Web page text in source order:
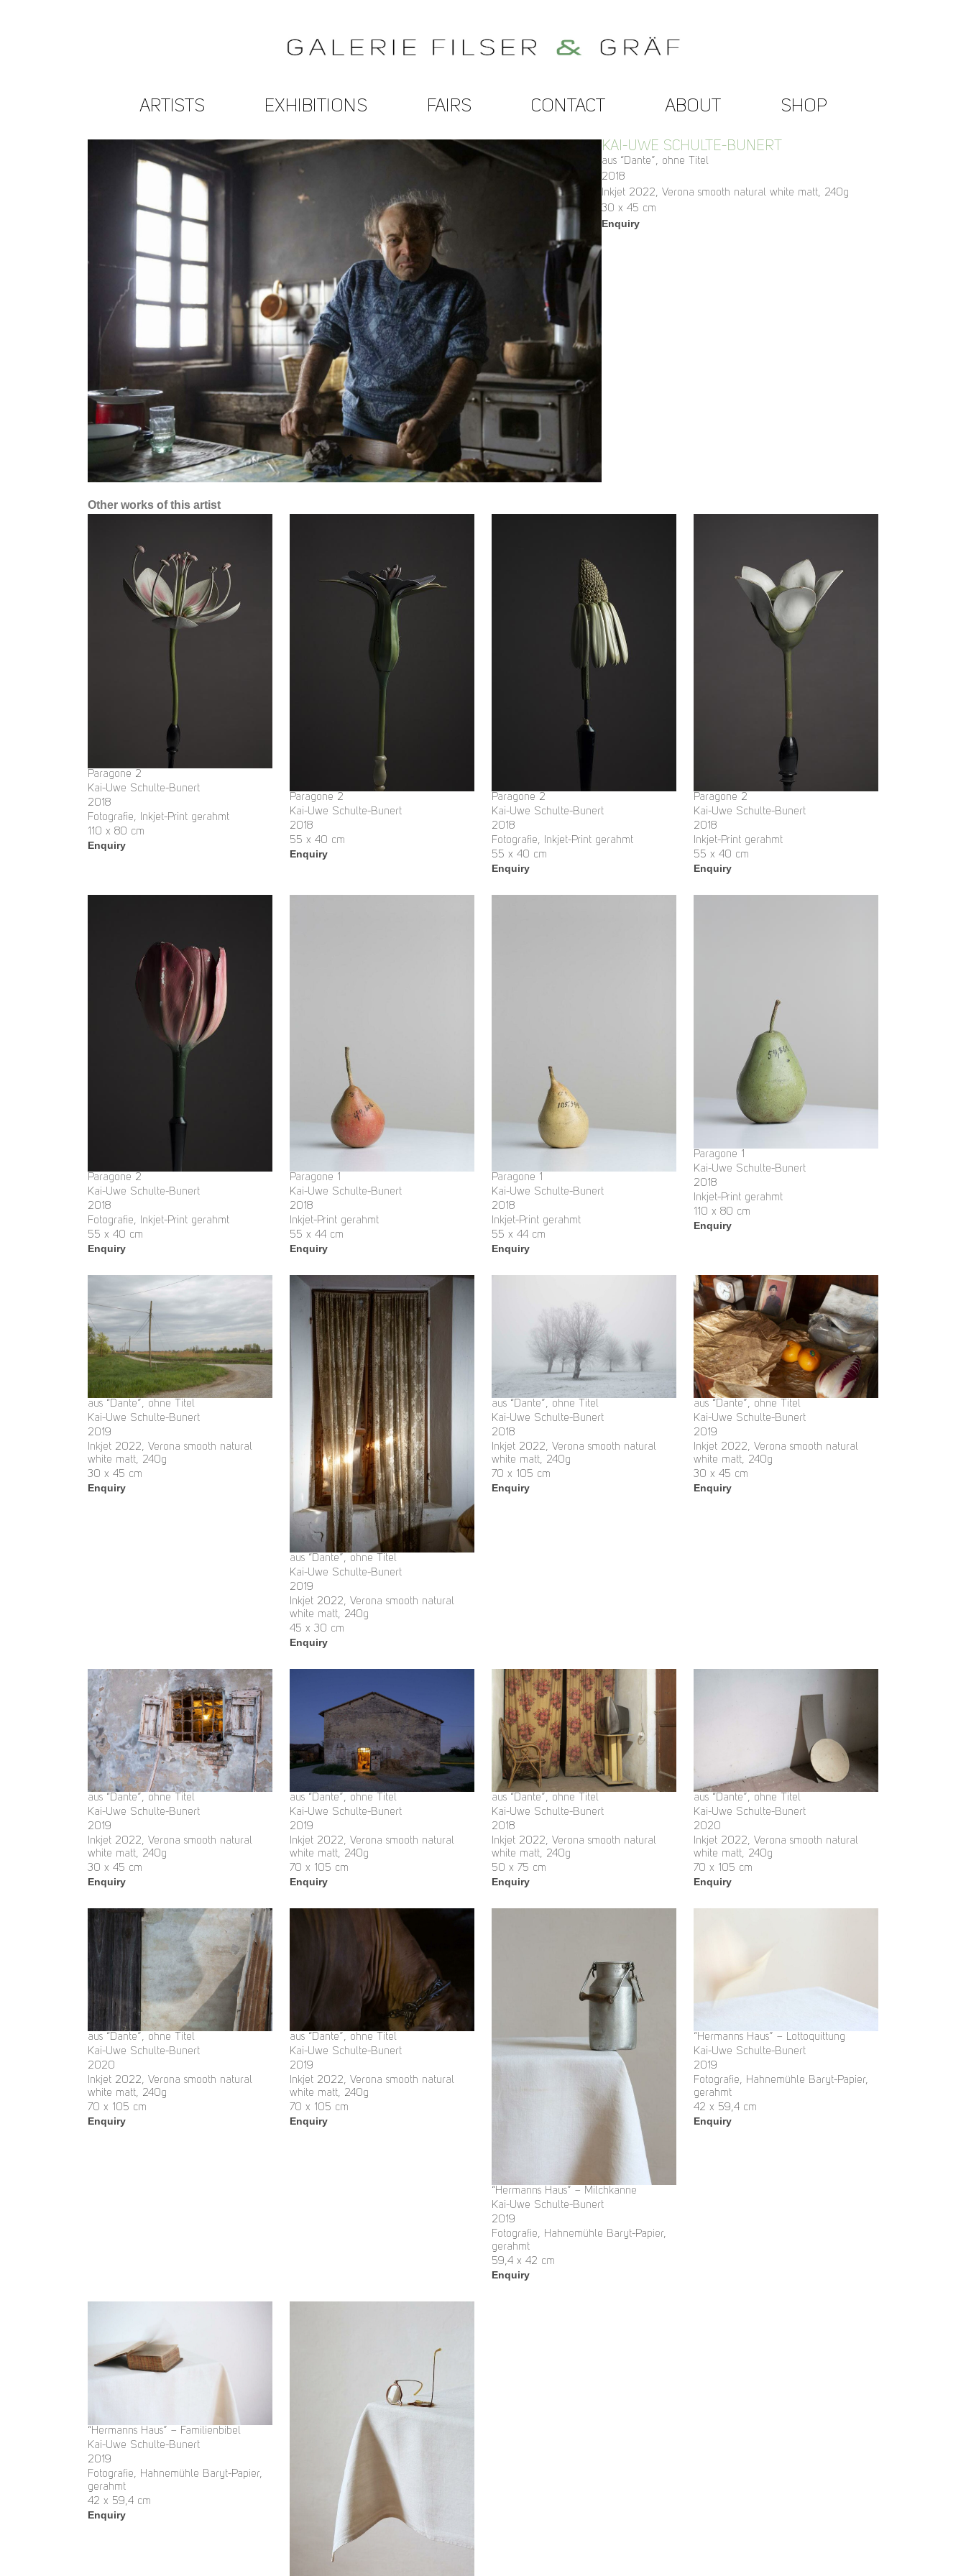
ARTISTS EXHIBITIONS FAIRS CONTACT ABOUT SHOP
KAI-UWE SCHULTE-BUNERT
aus “Dante”, ohne Titel
2018
Inkjet 2022, Verona smooth natural white matt, 240g
30 x 45 cm
Enquiry
Other works of this artist
Paragone 2
Kai-Uwe Schulte-Bunert
2018
Fotografie, Inkjet-Print gerahmt
110 x 80 cm
Enquiry
Paragone 2
Kai-Uwe Schulte-Bunert
2018
55 x 40 cm
Enquiry
Paragone 2
Kai-Uwe Schulte-Bunert
2018
Fotografie, Inkjet-Print gerahmt
55 x 40 cm
Enquiry
Paragone 2
Kai-Uwe Schulte-Bunert
2018
Inkjet-Print gerahmt
55 x 40 cm
Enquiry
Paragone 2
Kai-Uwe Schulte-Bunert
2018
Fotografie, Inkjet-Print gerahmt
55 x 40 cm
Enquiry
Paragone 1
Kai-Uwe Schulte-Bunert
2018
Inkjet-Print gerahmt
55 x 44 cm
Enquiry
Paragone 1
Kai-Uwe Schulte-Bunert
2018
Inkjet-Print gerahmt
55 x 44 cm
Enquiry
Paragone 1
Kai-Uwe Schulte-Bunert
2018
Inkjet-Print gerahmt
110 x 80 cm
Enquiry
aus “Dante”, ohne Titel
Kai-Uwe Schulte-Bunert
2019
Inkjet 2022, Verona smooth natural
white matt, 240g
30 x 45 cm
Enquiry
aus “Dante”, ohne Titel
Kai-Uwe Schulte-Bunert
2019
Inkjet 2022, Verona smooth natural
white matt, 240g
45 x 30 cm
Enquiry
aus “Dante”, ohne Titel
Kai-Uwe Schulte-Bunert
2018
Inkjet 2022, Verona smooth natural
white matt, 240g
70 x 105 cm
Enquiry
aus “Dante”, ohne Titel
Kai-Uwe Schulte-Bunert
2019
Inkjet 2022, Verona smooth natural
white matt, 240g
30 x 45 cm
Enquiry
aus “Dante”, ohne Titel
Kai-Uwe Schulte-Bunert
2019
Inkjet 2022, Verona smooth natural
white matt, 240g
30 x 45 cm
Enquiry
aus “Dante”, ohne Titel
Kai-Uwe Schulte-Bunert
2019
Inkjet 2022, Verona smooth natural
white matt, 240g
70 x 105 cm
Enquiry
aus “Dante”, ohne Titel
Kai-Uwe Schulte-Bunert
2018
Inkjet 2022, Verona smooth natural
white matt, 240g
50 x 75 cm
Enquiry
aus “Dante”, ohne Titel
Kai-Uwe Schulte-Bunert
2020
Inkjet 2022, Verona smooth natural
white matt, 240g
70 x 105 cm
Enquiry
aus “Dante”, ohne Titel
Kai-Uwe Schulte-Bunert
2020
Inkjet 2022, Verona smooth natural
white matt, 240g
70 x 105 cm
Enquiry
aus “Dante”, ohne Titel
Kai-Uwe Schulte-Bunert
2019
Inkjet 2022, Verona smooth natural
white matt, 240g
70 x 105 cm
Enquiry
“Hermanns Haus” – Milchkanne
Kai-Uwe Schulte-Bunert
2019
Fotografie, Hahnemühle Baryt-Papier,
gerahmt
59,4 x 42 cm
Enquiry
“Hermanns Haus” – Lottoquittung
Kai-Uwe Schulte-Bunert
2019
Fotografie, Hahnemühle Baryt-Papier,
gerahmt
42 x 59,4 cm
Enquiry
“Hermanns Haus” – Familienbibel
Kai-Uwe Schulte-Bunert
2019
Fotografie, Hahnemühle Baryt-Papier,
gerahmt
42 x 59,4 cm
Enquiry